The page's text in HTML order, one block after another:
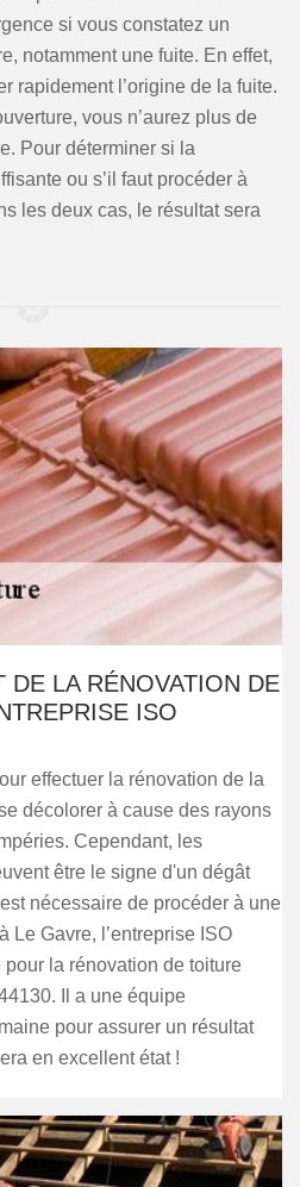
si vous constatez un
notamment une fuite. En effet,
rapidement l’origine de la fuite.
vous n’aurez plus de
Pour déterminer si la
ou s’il faut procéder à
les deux cas, le résultat sera
DE LA RÉNOVATION DE
ISO
effectuer la rénovation de la
décolorer à cause des rayons
Cependant, les
être le signe d'un dégât
nécessaire de procéder à une
Le Gavre, l’entreprise ISO
la rénovation de toiture
Il a une équipe
pour assurer un résultat
en excellent état !